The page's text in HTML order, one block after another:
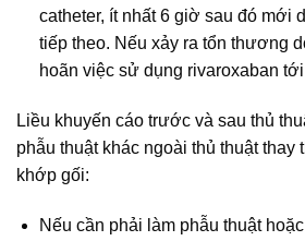
catheter, ít nhất 6 giờ sau đó mới
tiếp theo. Nếu xảy ra tổn thương
hoãn việc sử dụng rivaroxaban
Liều khuyến cáo trước và sau thủ
phẫu thuật khác ngoài thủ thuật thay
khớp gối:
Nếu cần phải làm phẫu thuật